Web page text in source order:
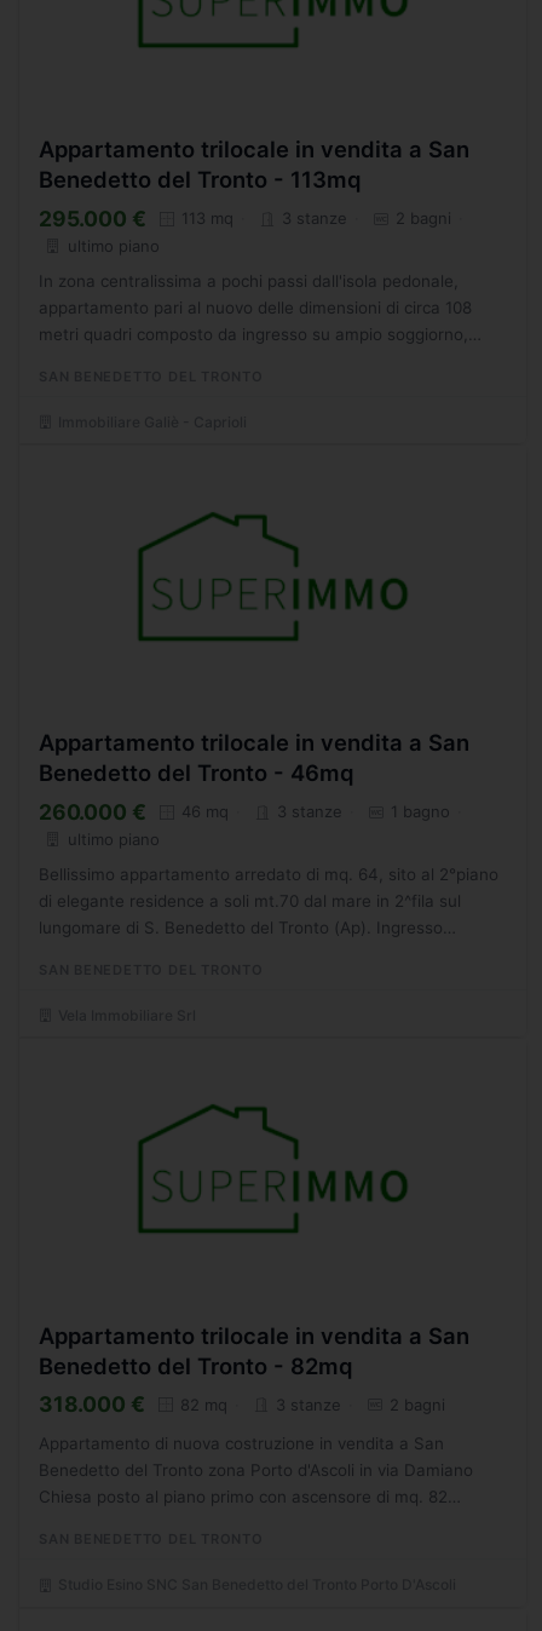
Appartamento trilocale in vendita a San
Benedetto del Tronto - 113mq
295.000 € 113 mq 3 stanze
2 bagni
ultimo piano
In zona centralissima a pochi passi dall'isola pedonale,
appartamento pari al nuovo delle dimensioni di circa 108
metri quadri composto da ingresso su ampio soggiorno,
Appartamento trilocale in vendita a San
Benedetto del Tronto - 46mq
260.000 € 46 mq 3 stanze
1 bagno
ultimo piano
Bellissimo appartamento arredato di mq. 64, sito al 2°piano
di elegante residence a soli mt.70 dal mare in 2^fila sul
lungomare di S. Benedetto del Tronto (Ap). Ingresso
Appartamento trilocale in vendita a San
Benedetto del Tronto - 82mq
318.000 € 82 mq 3 stanze 2 bagni
Appartamento di nuova costruzione in vendita a San
Benedetto del Tronto zona Porto d'Ascoli in via Damiano
Chiesa posto al piano primo con ascensore di mq. 82